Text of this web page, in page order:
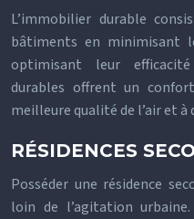
L’immobilier durable
bâtiments en minimisant
optimisant leur
durables offrent un
meilleure qualité de l’air et
RÉSIDENCES
Posséder une résidence
loin de l’agitation